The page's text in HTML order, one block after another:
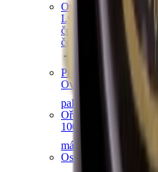
Ovoce v čokoládě
Lyofilizované ovoce
čokoládě
Ovoce v
čokoládě a jogurtu
Další kategorie
Prémiové čokolády
Ovocná čokoláda
palmového oleje
Ořechová másla
100% ořechová
S
másla a pasty
Ostatní sladkosti